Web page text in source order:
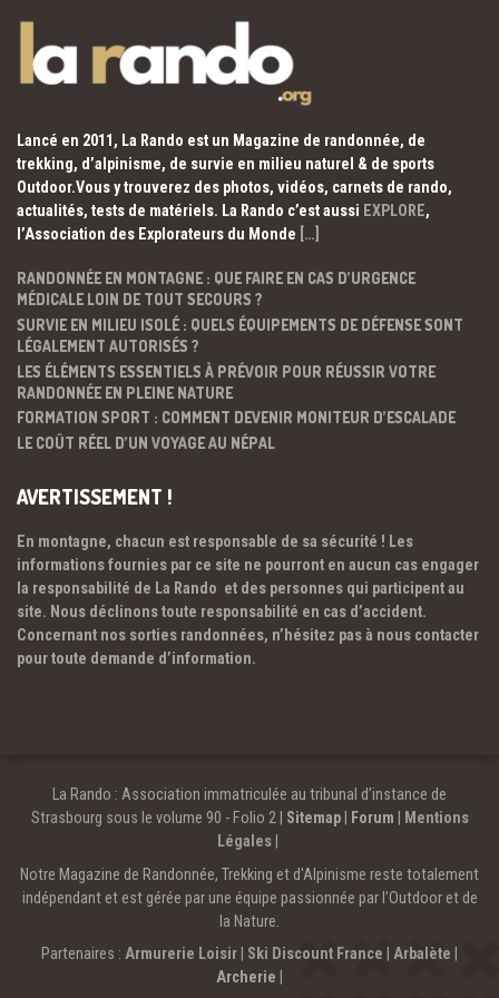
Lancé en 2011, La Rando est un Magazine de randonnée, de
trekking, d’alpinisme, de survie en milieu naturel & de sports
Outdoor.Vous y trouverez des photos, vidéos, carnets de rando,
actualités, tests de matériels. La Rando c’est aussi EXPLORE,
l’Association des Explorateurs du Monde […]
RANDONNÉE EN MONTAGNE : QUE FAIRE EN CAS D’URGENCE
MÉDICALE LOIN DE TOUT SECOURS ?
SURVIE EN MILIEU ISOLÉ : QUELS ÉQUIPEMENTS DE DÉFENSE SONT
LÉGALEMENT AUTORISÉS ?
LES ÉLÉMENTS ESSENTIELS À PRÉVOIR POUR RÉUSSIR VOTRE
RANDONNÉE EN PLEINE NATURE
FORMATION SPORT : COMMENT DEVENIR MONITEUR D’ESCALADE
LE COÛT RÉEL D’UN VOYAGE AU NÉPAL
AVERTISSEMENT !
En montagne, chacun est responsable de sa sécurité ! Les
informations fournies par ce site ne pourront en aucun cas engager
la responsabilité de La Rando et des personnes qui participent au
site. Nous déclinons toute responsabilité en cas d’accident.
Concernant nos sorties randonnées, n’hésitez pas à nous contacter
pour toute demande d’information.
La Rando : Association immatriculée au tribunal d’instance de
Strasbourg sous le volume 90 - Folio 2 | Sitemap| Forum
Mentions
Légales
Notre Magazine de Randonnée, Trekking et d'Alpinisme reste totalement
indépendant et est gérée par une équipe passionnée par l’Outdoor et de
la Nature.
Partenaires : Armurerie Loisir Ski Discount France Arbalète
Archerie